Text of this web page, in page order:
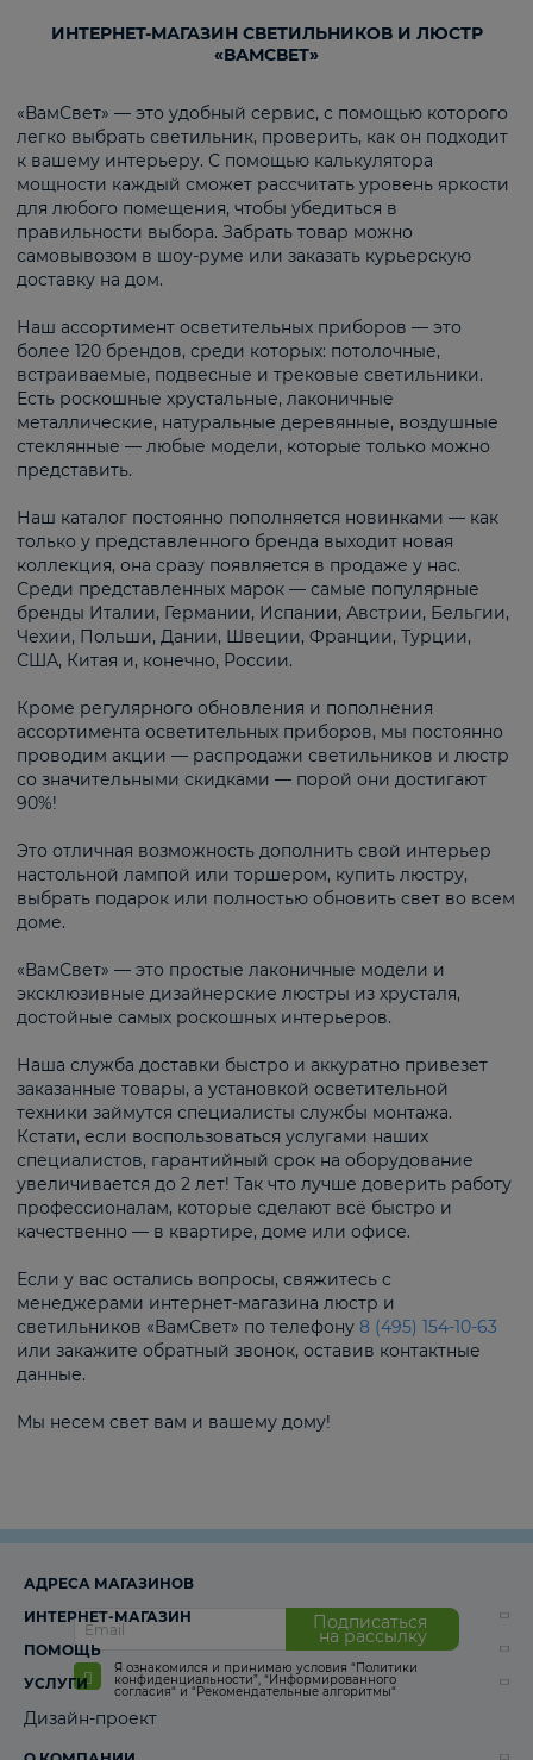
ИНТЕРНЕТ-МАГАЗИН СВЕТИЛЬНИКОВ И ЛЮСТР
«ВАМСВЕТ»
«ВамСвет» — это удобный сервис, с помощью которого
легко выбрать светильник, проверить, как он подходит
к вашему интерьеру. С помощью калькулятора
мощности каждый сможет рассчитать уровень яркости
для любого помещения, чтобы убедиться в
правильности выбора. Забрать товар можно
самовывозом в шоу-руме или заказать курьерскую
доставку на дом.
Наш ассортимент осветительных приборов — это
более 120 брендов, среди которых: потолочные,
встраиваемые, подвесные и трековые светильники.
Есть роскошные хрустальные, лаконичные
металлические, натуральные деревянные, воздушные
стеклянные — любые модели, которые только можно
представить.
Наш каталог постоянно пополняется новинками — как
только у представленного бренда выходит новая
коллекция, она сразу появляется в продаже у нас.
Среди представленных марок — самые популярные
бренды Италии, Германии, Испании, Австрии, Бельгии,
Чехии, Польши, Дании, Швеции, Франции, Турции,
США, Китая и, конечно, России.
Кроме регулярного обновления и пополнения
ассортимента осветительных приборов, мы постоянно
проводим акции — распродажи светильников и люстр
со значительными скидками — порой они достигают
90%!
Это отличная возможность дополнить свой интерьер
настольной лампой или торшером, купить люстру,
выбрать подарок или полностью обновить свет во всем
доме.
«ВамСвет» — это простые лаконичные модели и
эксклюзивные дизайнерские люстры из хрусталя,
достойные самых роскошных интерьеров.
Наша служба доставки быстро и аккуратно привезет
заказанные товары, а установкой осветительной
техники займутся специалисты службы монтажа.
Кстати, если воспользоваться услугами наших
специалистов, гарантийный срок на оборудование
увеличивается до 2 лет! Так что лучше доверить работу
профессионалам, которые сделают всё быстро и
качественно — в квартире, доме или офисе.
Если у вас остались вопросы, свяжитесь с
менеджерами интернет-магазина люстр и
светильников «ВамСвет» по телефону 8 (495) 154-10-63
или закажите обратный звонок, оставив контактные
данные.
Мы несем свет вам и вашему дому!
Подписаться
на рассылку
Я ознакомился и принимаю условия “Политики
конфиденциальности”, “Информированного
согласия“ и “Рекомендательные алгоритмы“
АДРЕСА МАГАЗИНОВ
ИНТЕРНЕТ-МАГАЗИН
ПОМОЩЬ
УСЛУГИ
Дизайн-проект